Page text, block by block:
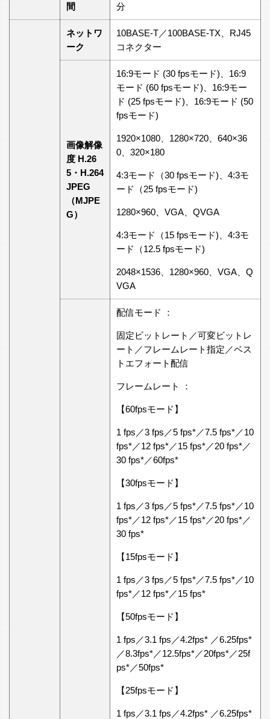
間
分
ネットワ
ーク
10BASE-T／100BASE-TX、RJ45
コネクター
画像解像
度 H.26
5・H.264
JPEG
（MJPE
G）
16:9モード (30 fpsモード)、16:9
モード (60 fpsモード)、16:9モー
ド (25 fpsモード)、16:9モード (50
fpsモード)
1920×1080、1280×720、640×36
0、320×180
4:3モード（30 fpsモード)、4:3モ
ード（25 fpsモード)
1280×960、VGA、QVGA
4:3モード（15 fpsモード)、4:3モ
ード（12.5 fpsモード)
2048×1536、1280×960、VGA、Q
VGA
配信モード ：
固定ビットレート／可変ビットレ
ート／フレームレート指定／ベス
トエフォート配信
フレームレート ：
【60fpsモード】
1 fps／3 fps／5 fps*／7.5 fps*／10
fps*／12 fps*／15 fps*／20 fps*／
30 fps*／60fps*
【30fpsモード】
1 fps／3 fps／5 fps*／7.5 fps*／10
fps*／12 fps*／15 fps*／20 fps*／
30 fps*
【15fpsモード】
1 fps／3 fps／5 fps*／7.5 fps*／10
fps*／12 fps*／15 fps*
【50fpsモード】
1 fps／3.1 fps／4.2fps* ／6.25fps*
／8.3fps*／12.5fps*／20fps*／25f
ps*／50fps*
【25fpsモード】
1 fps／3.1 fps／4.2fps* ／6.25fps*